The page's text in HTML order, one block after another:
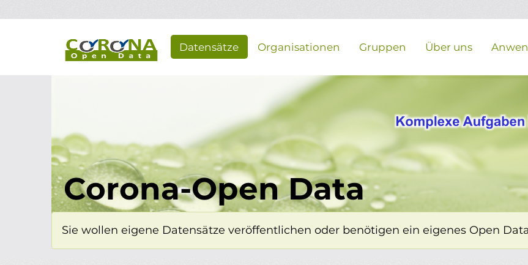
Datensätze Organisationen Gruppen Über uns
Corona-Open Data
Sie wollen eigene Datensätze veröffentlichen oder benötigen ein eigenes Open